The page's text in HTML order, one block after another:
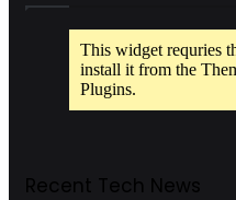
This widget requries
install it from the
Plugins.
Recent Tech News